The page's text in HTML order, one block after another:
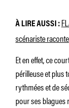
À LIRE AUSSI :
scénariste raconte
Et en effet, ce
périlleuse et plus
rythmées et de
pour ses blagues